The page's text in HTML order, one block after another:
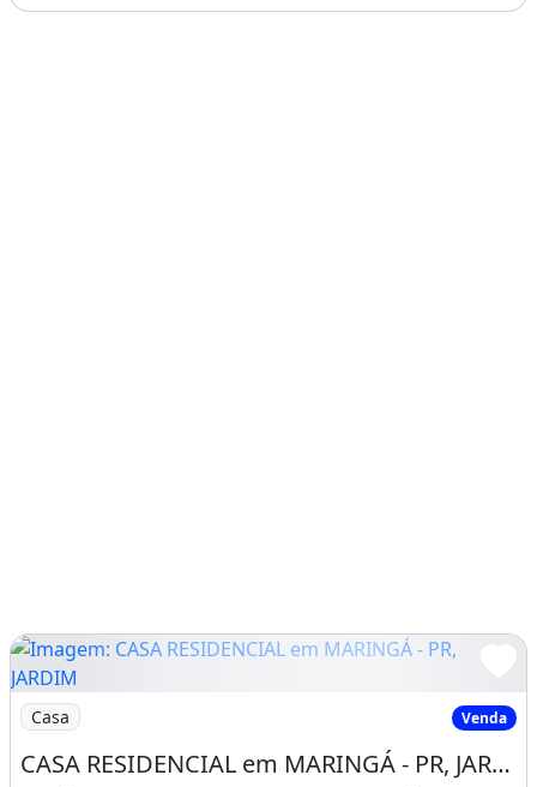
Imagem: CASA RESIDENCIAL em MARINGÁ - PR, JARDIM
Casa Venda
CASA RESIDENCIAL em MARINGÁ - PR, JARDIM NOVO HORIZONTE